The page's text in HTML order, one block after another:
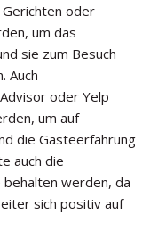
oder
um das
sie zum Besuch
Auch
oder Yelp
um auf
die Gästeerfahrung
auch die
werden, da
sich positiv auf